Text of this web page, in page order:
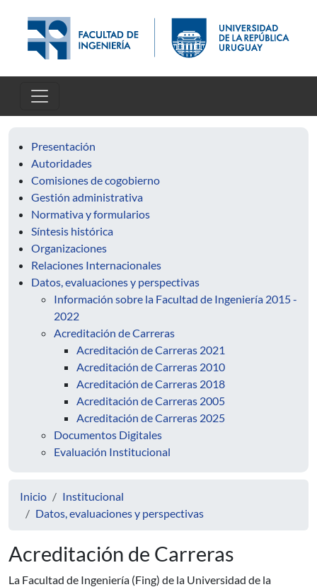
Presentación
Autoridades
Comisiones de cogobierno
Gestión administrativa
Normativa y formularios
Síntesis histórica
Organizaciones
Relaciones Internacionales
Datos, evaluaciones y perspectivas
Información sobre la Facultad de Ingeniería 2015 -
2022
Acreditación de Carreras
Acreditación de Carreras 2021
Acreditación de Carreras 2010
Acreditación de Carreras 2018
Acreditación de Carreras 2005
Acreditación de Carreras 2025
Documentos Digitales
Evaluación Institucional
Inicio
Institucional
Datos, evaluaciones y perspectivas
Acreditación de Carreras
La Facultad de Ingeniería (Fing) de la Universidad de la